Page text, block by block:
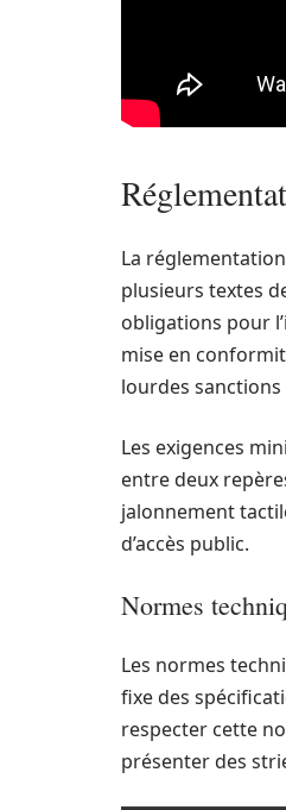
La
plusieurs textes
obligations pour
mise en
lourdes sanctions
Les exigences
entre deux
jalonnement
d’accès public.
Normes
Les normes
fixe des
respecter cette
présenter des